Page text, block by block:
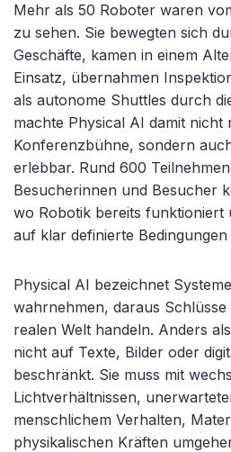
Mehr als 50 Roboter waren
zu sehen. Sie bewegten sich
Geschäfte, kamen in einem
Einsatz, übernahmen
als autonome Shuttles durch
machte Physical AI damit nicht
Konferenzbühne, sondern
erlebbar. Rund 600
Besucherinnen und Besucher
wo Robotik bereits funktioniert
auf klar definierte Bedingungen
Physical AI bezeichnet
wahrnehmen, daraus
realen Welt handeln. Anders
nicht auf Texte, Bilder oder
beschränkt. Sie muss mit
Lichtverhältnissen,
menschlichem Verhalten,
physikalischen Kräften